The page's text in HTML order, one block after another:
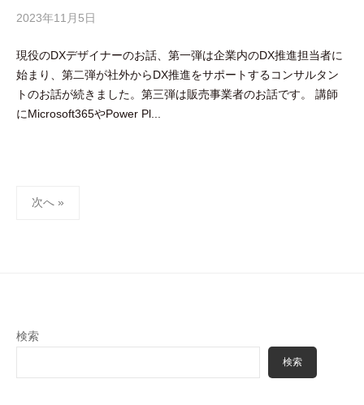
2023年11月5日
吉
田
豪
現役のDXデザイナーのお話、第一弾は企業内のDX推進担当者に
始まり、第二弾が社外からDX推進をサポートするコンサルタン
トのお話が続きました。第三弾は販売事業者のお話です。 講師
にMicrosoft365やPower Pl...
シ
ン
次へ »
検索
検索